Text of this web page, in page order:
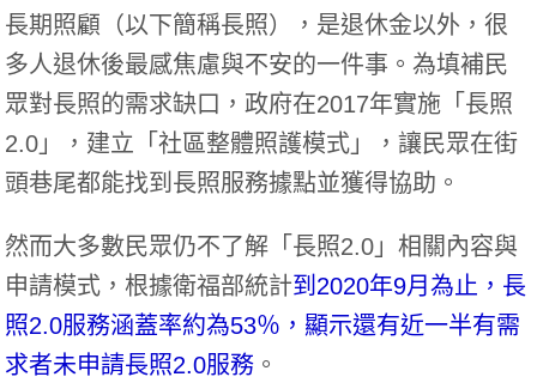
長期照顧（以下簡稱長照），是退休金以外，很
多人退休後最感焦慮與不安的一件事。為填補民
眾對長照的需求缺口，政府在2017年實施「長照
2.0」，建立「社區整體照護模式」，讓民眾在街
頭巷尾都能找到長照服務據點並獲得協助。
然而大多數民眾仍不了解「長照2.0」相關內容與
申請模式，根據衛福部統計到2020年9月為止，長
照2.0服務涵蓋率約為53％，顯示還有近一半有需
求者未申請長照2.0服務 。